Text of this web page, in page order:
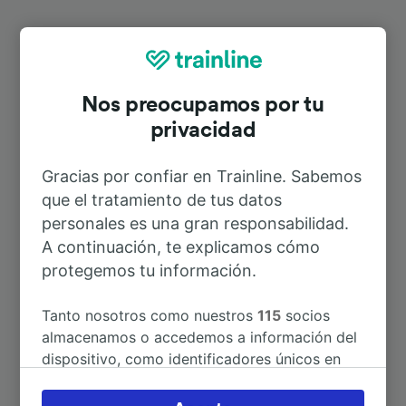
Rutas más populares desde
Sicignano degli Alburni
A Nápoles 1h 19min
A Napoli Centrale
A Roma Termini 2h 58min
Nos preocupamos por tu
privacidad
Gracias por confiar en Trainline. Sabemos
que el tratamiento de tus datos
personales es una gran responsabilidad.
A continuación, te explicamos cómo
protegemos tu información.
Tanto nosotros como nuestros115 socios
almacenamos o accedemos a información del
dispositivo, como identificadores únicos en
Puedes aceptar o administrar tus preferencias